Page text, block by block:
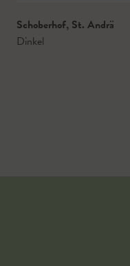
Schoberhof, St. Andrä
Dinkel